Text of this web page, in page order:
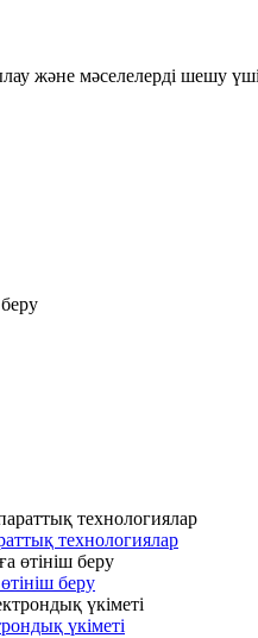
және мәселелерді шешу
технологиялар
беру
үкіметі